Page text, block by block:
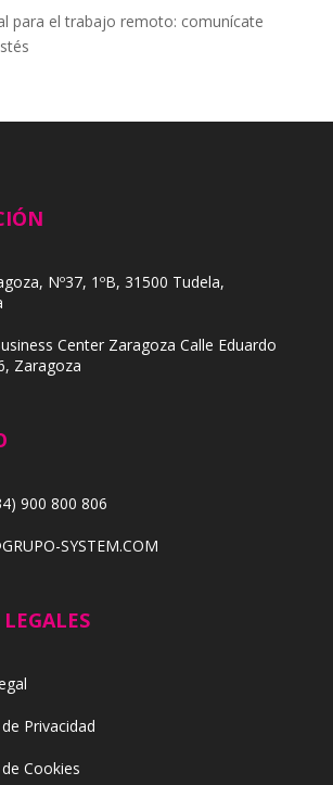
para el trabajo remoto: comunícate
Nº37, 1ºB, 31500 Tudela,
Center Zaragoza Calle Eduardo
Zaragoza
900 800 806
SYSTEM.COM
Privacidad
Cookies